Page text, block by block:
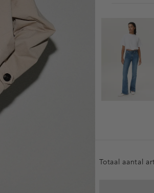
Totaal aantal